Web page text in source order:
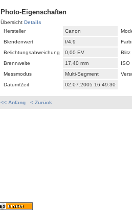
Photo-Eigenschaften
Übersicht Details
Hersteller
Canon
Blendenwert
f/4,9
Belichtungsabweichung
0,00 EV
Blitz
Brennweite
17,40 mm
ISO
Messmodus
Multi-Segment
Datum/Zeit
02.07.2005 16:49:30
<< Anfang < Zurück